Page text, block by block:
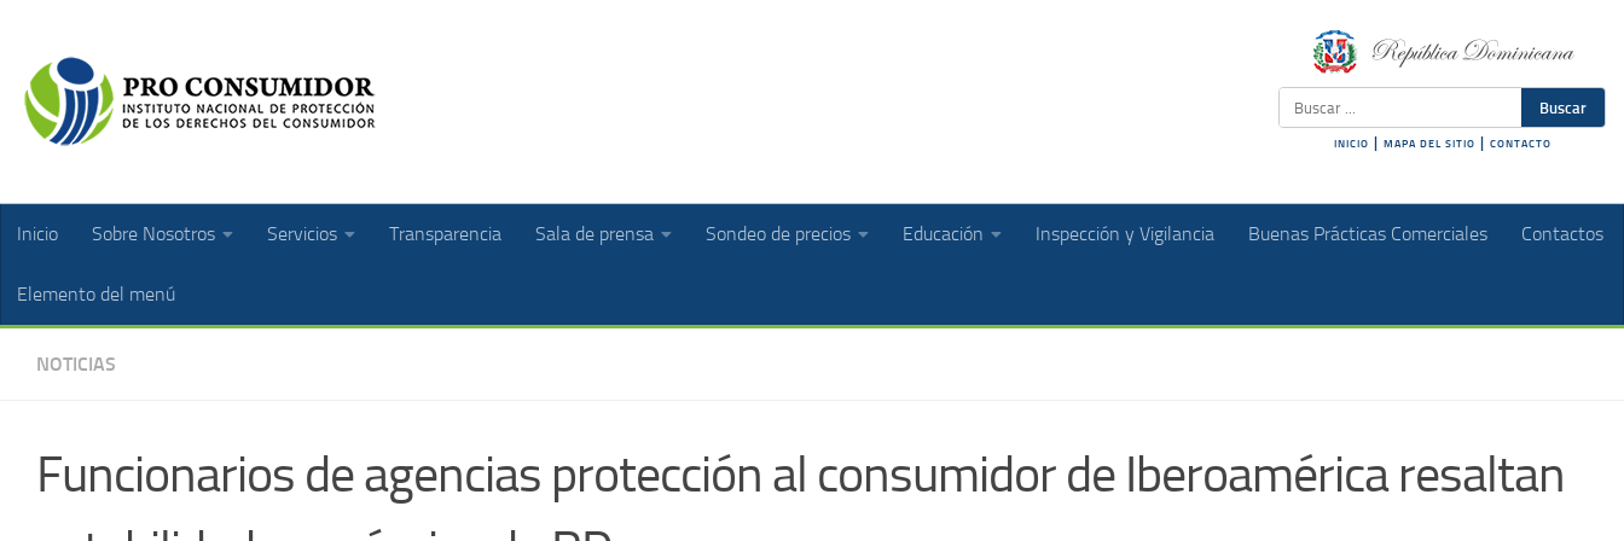
Buscar
INICIO MAPA DEL SITIO CONTACTO
Inicio Sobre Nosotros Servicios Transparencia Sala de prensa Sondeo de precios Educación Inspección y Vigilancia Buenas Prácticas Comerciales Contactos
Elemento del menú
NOTICIAS
Funcionarios de agencias protección al consumidor de Iberoamérica resaltan